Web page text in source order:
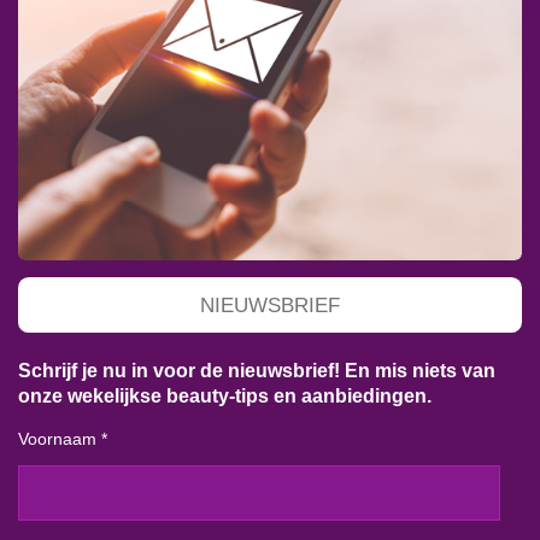
NIEUWSBRIEF
Schrijf je nu in voor de nieuwsbrief! En mis niets van
onze wekelijkse beauty-tips en aanbiedingen.
Voornaam *